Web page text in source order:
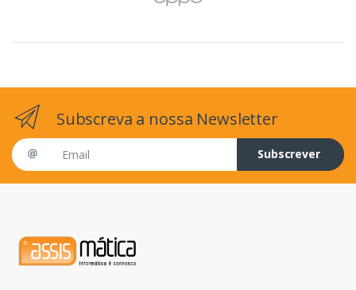
Subscreva a nossa Newsletter
Email address
Subscrever